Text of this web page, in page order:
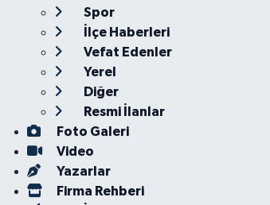
Spor
İlçe Haberleri
Vefat Edenler
Yerel
Diğer
Resmi İlanlar
Foto Galeri
Video
Yazarlar
Firma Rehberi